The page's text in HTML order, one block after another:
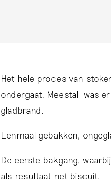
Het hele proces van
ondergaat. Meestal was
gladbrand.
Eenmaal gebakken,
De eerste bakgang,
als resultaat het biscuit.